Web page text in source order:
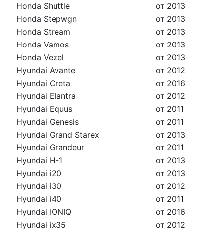
Honda Shuttle
от 2013
Honda Stepwgn
от 2013
Honda Stream
от 2013
Honda Vamos
от 2013
Honda Vezel
от 2013
Hyundai Avante
от 2012
Hyundai Creta
от 2016
Hyundai Elantra
от 2012
Hyundai Equus
от 2011
Hyundai Genesis
от 2011
Hyundai Grand Starex
от 2013
Hyundai Grandeur
от 2011
Hyundai H-1
от 2013
Hyundai i20
от 2013
Hyundai i30
от 2012
Hyundai i40
от 2011
Hyundai IONIQ
от 2016
Hyundai ix35
от 2012